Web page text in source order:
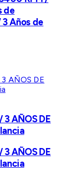
de
Años de
3 AÑOS DE
3 AÑOS DE